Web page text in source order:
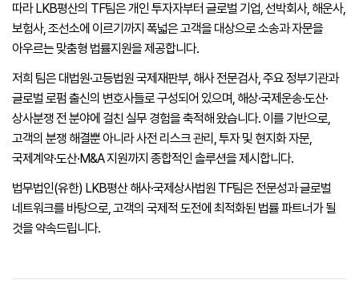
따라 LKB평산의 TF팀은 개인 투자자부터 글로벌 기업, 선박회사, 해운사,
보험사, 조선소에 이르기까지 폭넓은 고객을 대상으로 소송과 자문을
아우르는 맞춤형 법률지원을 제공합니다.
저희 팀은 대법원·고등법원 국제재판부, 해사 전문검사, 주요 정부기관과
글로벌 로펌 출신의 변호사들로 구성되어 있으며, 해상·국제운송·도산·
상사분쟁 전 분야에 걸친 실무 경험을 축적해 왔습니다. 이를 기반으로,
고객의 분쟁 해결뿐 아니라 사전 리스크 관리, 투자 및 현지화 자문,
국제계약·도산·M&A 지원까지 종합적인 솔루션을 제시합니다.
법무법인(유한) LKB평산 해사·국제상사법원 TF팀은 전문성과 글로벌
네트워크를 바탕으로, 고객의 국제적 도전에 최적화된 법률 파트너가 될
것을 약속드립니다.